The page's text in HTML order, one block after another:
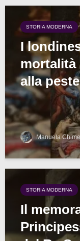
STORIA MODERNA
I
mortalità
alla
Manuela
STORIA MODERNA
Il